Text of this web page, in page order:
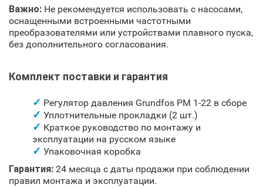
Важно: Не рекомендуется использовать с насосами,
оснащенными встроенными частотными
преобразователями или устройствами плавного пуска,
без дополнительного согласования.
Комплект поставки и гарантия
Регулятор давления Grundfos PM 1-22 в сборе
Уплотнительные прокладки (2 шт.)
Краткое руководство по монтажу и
эксплуатации на русском языке
Упаковочная коробка
Гарантия: 24 месяца с даты продажи при соблюдении
правил монтажа и эксплуатации.